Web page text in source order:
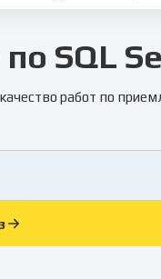
SQL
работ по